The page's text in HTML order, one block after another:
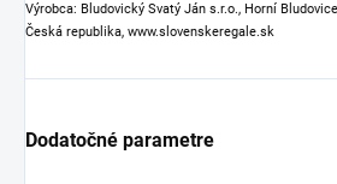
Výrobca: Bludovický Svatý Ján s.r.o., Horní
Česká republika, www.slovenskeregale.sk
Dodatočné parametre